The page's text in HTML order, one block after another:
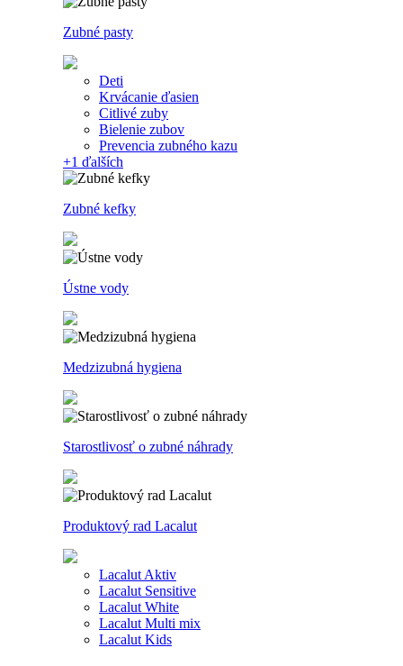
Zubné pasty
Deti
Krvácanie ďasien
Citlivé zuby
Bielenie zubov
Prevencia zubného kazu
+1 ďalších
Zubné kefky
Ústne vody
Medzizubná hygiena
Starostlivosť o zubné náhrady
Produktový rad Lacalut
Lacalut Aktiv
Lacalut Sensitive
Lacalut White
Lacalut Multi mix
Lacalut Kids